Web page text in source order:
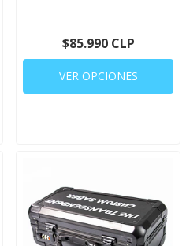
$85.990 CLP
VER OPCIONES